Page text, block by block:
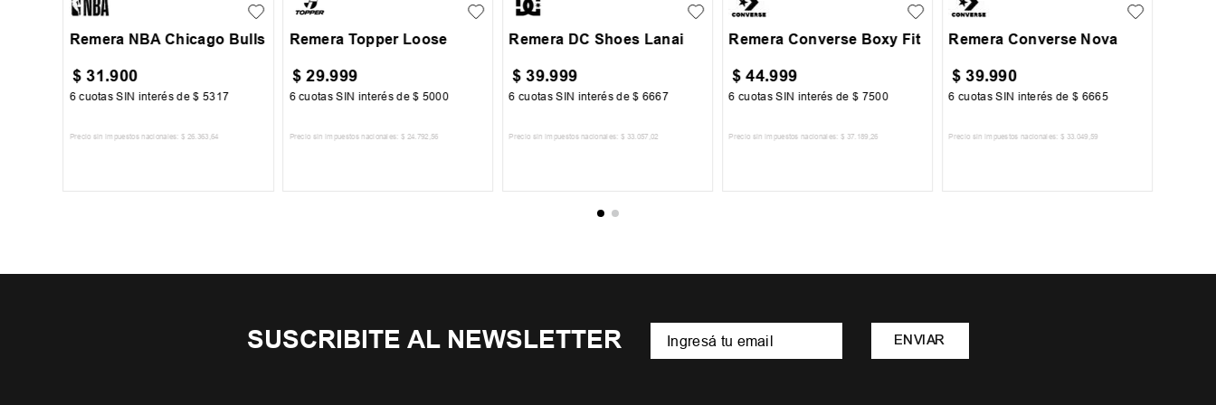
Remera NBA Chicago Bulls
$ 31.900
6 cuotas SIN interés de$ 5317
Precio sin impuestos nacionales: $ 26.363 ,64
Remera Topper Loose
$ 29.999
6 cuotas SIN interés de$ 5000
Precio sin impuestos nacionales: $ 24.792 ,56
Remera DC Shoes Lanai
$ 39.999
6 cuotas SIN interés de$ 6667
Precio sin impuestos nacionales: $ 33.057 ,02
Remera Converse Boxy Fit
$ 44.999
6 cuotas SIN interés de$ 7500
Precio sin impuestos nacionales: $ 37. 189 ,26
Remera Converse Nova
$ 39.990
6 cuotas SIN interés de$ 6665
Precio sin impuestos nacionales: $ 33.049 ,59
SUSCRIBITE AL NEWSLETTER ENVIAR